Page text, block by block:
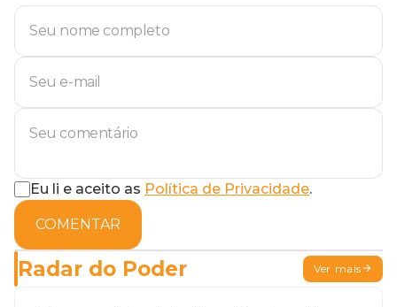
Eu li e aceito as Política de Privacidade.
COMENTAR
Radar do Poder Ver mais